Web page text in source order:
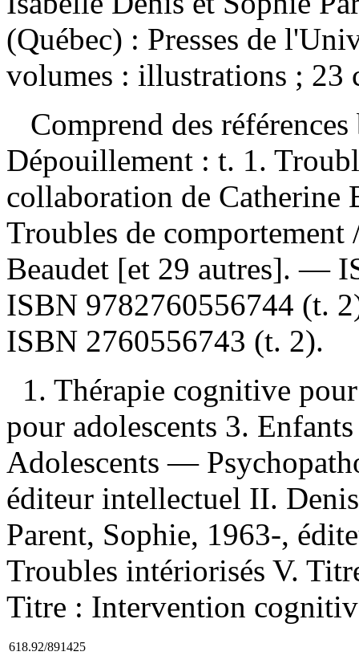
(Québec) : Presses de
volumes : illustrations ; 23
Comprend des
Dépouillement : t. 1.
collaboration de Catherine
Troubles de
Beaudet [et 29 autres]. —
ISBN 9782760556744 (t.
ISBN 2760556743 (t. 2).
1. Thérapie cognitive
pour adolescents 3.
Adolescents —
éditeur intellectuel II.
Parent, Sophie, 1963-,
Troubles intériorisés V.
Titre : Intervention
618.92/891425